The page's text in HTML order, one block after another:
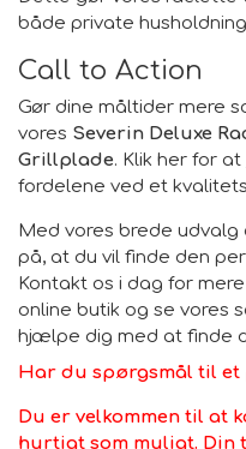
både private
Call to Action
Gør dine måltider mere
vores Severin Deluxe
Grillplade. Klik her for at
fordelene ved et
Med vores brede udvalg
på, at du vil finde den
Kontakt os i dag for
online butik og se vores
hjælpe dig med at finde
Har du spørgsmål til et
Du er velkommen til at
hurtigt som muligt. Din